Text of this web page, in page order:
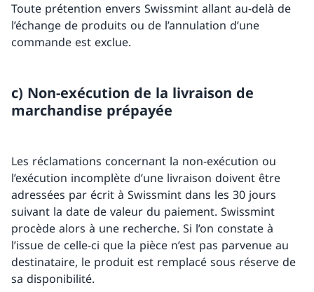
Toute prétention envers Swissmint allant au-delà de
l’échange de produits ou de l’annulation d’une
commande est exclue.
c) Non-exécution de la livraison de
marchandise prépayée
Les réclamations concernant la non-exécution ou
l’exécution incomplète d’une livraison doivent être
adressées par écrit à Swissmint dans les 30 jours
suivant la date de valeur du paiement. Swissmint
procède alors à une recherche. Si l’on constate à
l’issue de celle-ci que la pièce n’est pas parvenue au
destinataire, le produit est remplacé sous réserve de
sa disponibilité.